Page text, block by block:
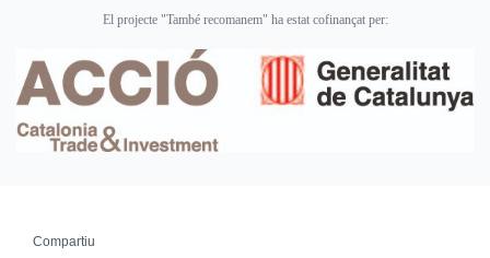
El projecte "També recomanem" ha estat cofinançat per:
Compartiu